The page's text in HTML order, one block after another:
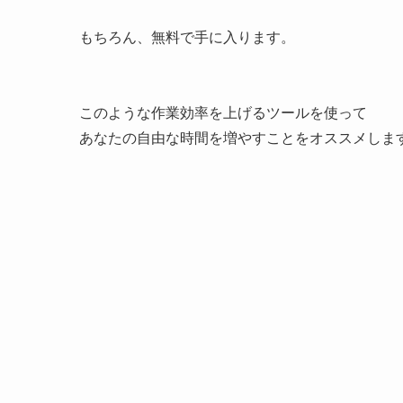
もちろん、無料で手に入ります。
このような作業効率を上げるツールを使って
あなたの自由な時間を増やすことをオススメしま